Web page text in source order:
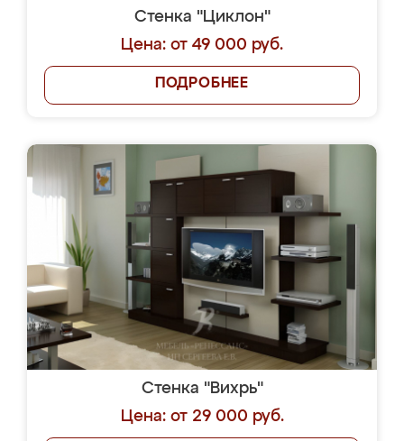
Стенка "Циклон"
Цена: от 49 000 руб.
ПОДРОБНЕЕ
Стенка "Вихрь"
Цена: от 29 000 руб.